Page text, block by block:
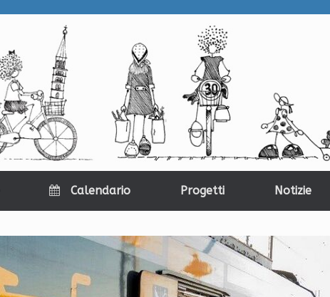
Calendario Progetti Notizie